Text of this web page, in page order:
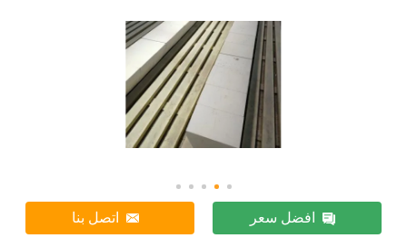
افضل سعر اتصل بنا